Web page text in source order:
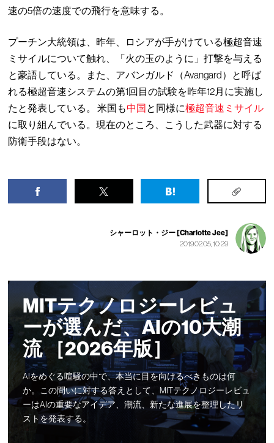
速の5倍の速度での飛行を意味する。
プーチン大統領は、昨年、ロシアが手がけている極超音速
ミサイルについて触れ、「火の玉のように」打撃を与える
と豪語している。また、アバンガルド（Avangard）と呼ば
れる極超音速システムの第1回目の試験を昨年12月に実施し
たと発表している。 米国も中国と同様に極超音速ミサイル
に取り組んでいる。現在のところ、こうした武器に対する
防衛手段はない。
シャーロット・ジー [Charlotte Jee]
2019.02.05, 10:29
MITテクノロジーレビュ
ーが選んだ、AIの10大潮
流 ［2026年版］
AIをめぐる喧騒の中で、本当に目を向けるべきものは何
か。この問いに対する答えとして、MITテクノロジーレビュ
ーはAIの重要なアイデア、潮流、新たな進展を整理したリ
ストを発表する。